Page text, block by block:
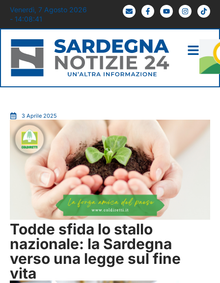
Venerdì, 7 Agosto 2026
- 14:08:43
3 Aprile 2025
Todde sfida lo stallo
nazionale: la Sardegna
verso una legge sul fine
vita